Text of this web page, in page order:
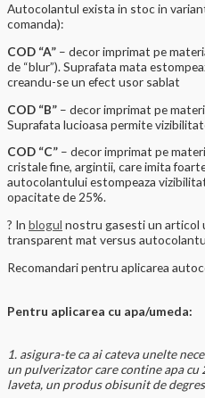
Autocolantul exista in stoc in
comanda):
COD “A” – decor imprimat pe
de “blur”). Suprafata mata
creandu-se un efect usor sablat
COD “B” – decor imprimat pe
Suprafata lucioasa permite
COD “C” – decor imprimat pe
cristale fine, argintii, care imita
autocolantului estompeaza
opacitate de 25%.
? In blogul nostru gasesti un articol
transparent mat versus
Recomandari pentru aplicarea
Pentru aplicarea cu apa/umeda:
1. asigura-te ca ai cateva unelte
un pulverizator care contine apa
laveta, un produs obisunit de